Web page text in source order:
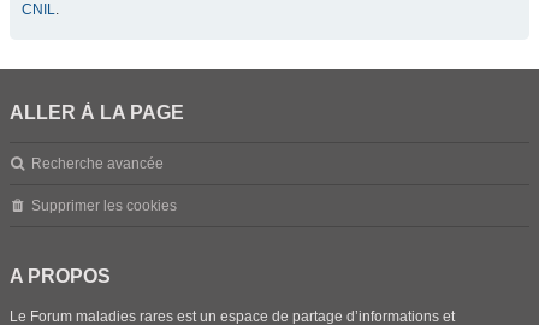
CNIL.
ALLER À LA PAGE
Recherche avancée
Supprimer les cookies
A PROPOS
Le Forum maladies rares est un espace de partage d’informations et